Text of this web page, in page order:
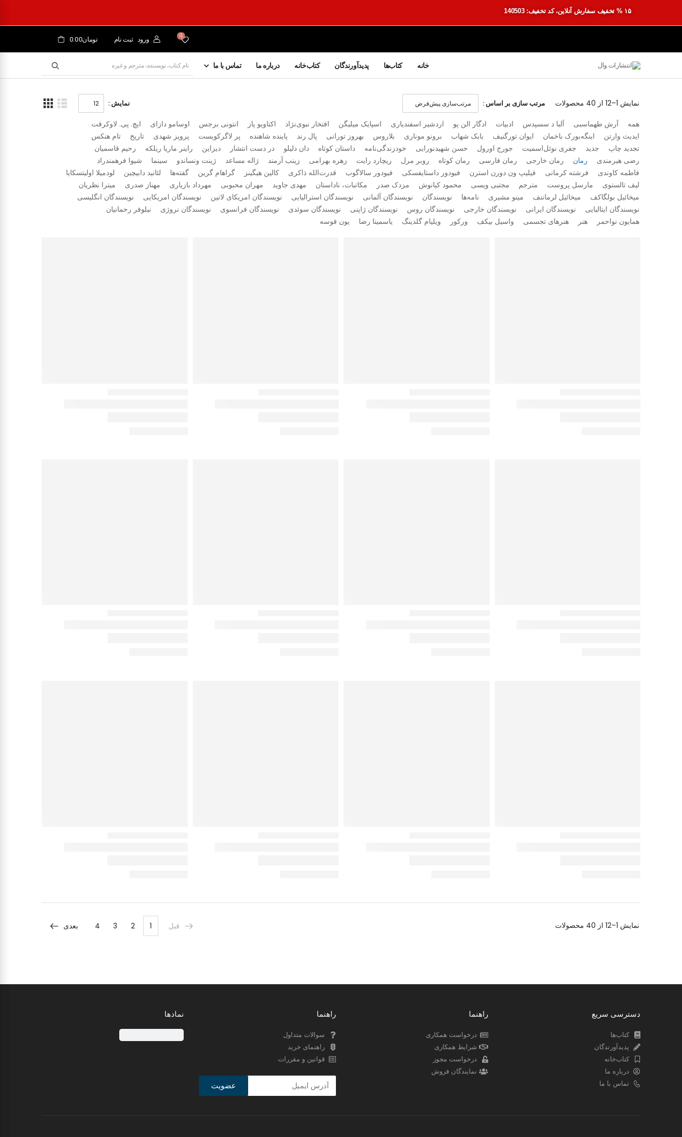
۱۵ % تخفیف سفارش آنلاین، کد تخفیف: 140503
0 ورود ثبت نام تومان0.00
خانه کتاب‌ها پدیدآورندگان کتاب‌خانه درباره ما تماس با ما
نمایش 1–12 از 40 محصولات مرتب سازی بر اساس : نمایش :
همه آرش طهماسبی آلبا د سسپدس ادبیات ادگار الن پو اردشیر اسفندیاری اسپایک میلیگن افتخار نبوی‌نژاد اکتاویو پاز انتونی برجس اوسامو دازای
ایچ. پی. لاوکرفت
ایدیث وارتن
اینگه‌بورک باخمان ایوان تورگنیف بابک شهاب برونو موناری بلاروس بهروز تورانی پال رند پاینده شاهنده پر لاگرکویست پرویز شهدی تاریخ
تام هنکس
تجدید چاپ
جدید جفری نوئل‌اسمیت جورج اورول حسن شهیدنورایی خودزندگی‌نامه داستان کوتاه دان دلیلو در دست انتشار دیزاین راینر ماریا ریلکه
رحیم قاسمیان
رضی هیرمندی
رمان رمان خارجی رمان فارسی رمان کوتاه روبر مرل ریچارد رایت زهره بهرامی زینب آرمند ژاله مساعد ژینت ونساندو سینما
شیوا فرهمندراد
فاطمه کاوندی
فرشته کرمانی فیلیپ ون دورن استرن فیودور داستایفسکی فیودور سالاگوب قدرت‌الله ذاکری کالین هیگینز گراهام گرین گفته‌ها لئانید دابیچین
لودمیلا اولیتسکایا
لیف تالستوی
مارسل پروست مترجم مجتبی ویسی محمود کیانوش مزدک صدر مکاتبات، ناداستان مهدی جاوید مهران محبوبی مهرداد بازیاری مهناز صدری
میترا نظریان
میخائیل بولگاکف
میخائیل لرمانتف مینو مشیری نامه‌ها نویسندگان نویسندگان آلمانی نویسندگان استرالیایی نویسندگان امریکای لاتین نویسندگان امریکایی
نویسندگان انگلیسی
نویسندگان ایتالیایی
نویسندگان ایرانی نویسندگان خارجی نویسندگان روس نویسندگان ژاپنی نویسندگان سوئدی نویسندگان فرانسوی نویسندگان نروژی
نیلوفر رحمانیان
همایون نواحمر
هنر هنرهای تجسمی واسیل بیکف ورکور ویلیام گلدینگ یاسمینا رضا یون فوسه
نمایش 1–12 از 40 محصولات قبل 1
2
3
4 بعدی
دسترسی سریع
کتاب‌ها
پدیدآورندگان
کتاب‌خانه
درباره ما
تماس با ما
راهنما
درخواست همکاری
شرایط همکاری
درخواست مجوز
نمایندگان فروش
راهنما
سوالات متداول
راهنمای خرید
قوانین و مقررات
عضویت
نمادها